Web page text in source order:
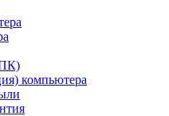
компьютера